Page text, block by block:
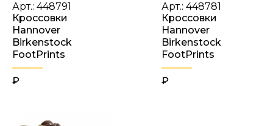
Арт.: 448791
Кроссовки
Hannover
Birkenstock
FootPrints
₽
Арт.: 448781
Кроссовки
Hannover
Birkenstock
FootPrints
₽